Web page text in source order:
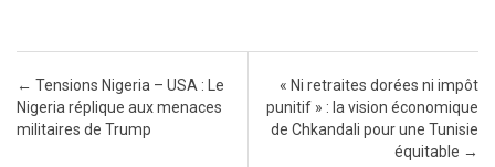
Post navigation
← Tensions Nigeria – USA : Le
Nigeria réplique aux menaces
militaires de Trump
« Ni retraites dorées ni impôt
punitif » : la vision économique
de Chkandali pour une Tunisie
équitable →